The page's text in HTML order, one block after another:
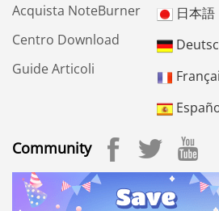
Acquista NoteBurner
Centro Download
Guide Articoli
日本語
Community